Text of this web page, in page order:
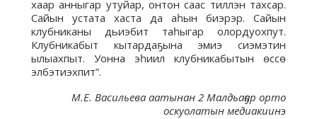
хаар анныгар утуйар, онтон саас тиллэн тахсар.
Сайын устата хаста да аһын биэрэр. Сайын
клубниканы дьиэбит таһыгар олордуохпут.
Клубникабыт кытардаҕына эмиэ сиэмэтин
ылыахпыт. Уонна эһиил клубникабытын өссө
элбэтиэхпит”.
М.Е. Васильева аатынан 2 Малдьаҕар орто
оскуолатын медиакиинэ